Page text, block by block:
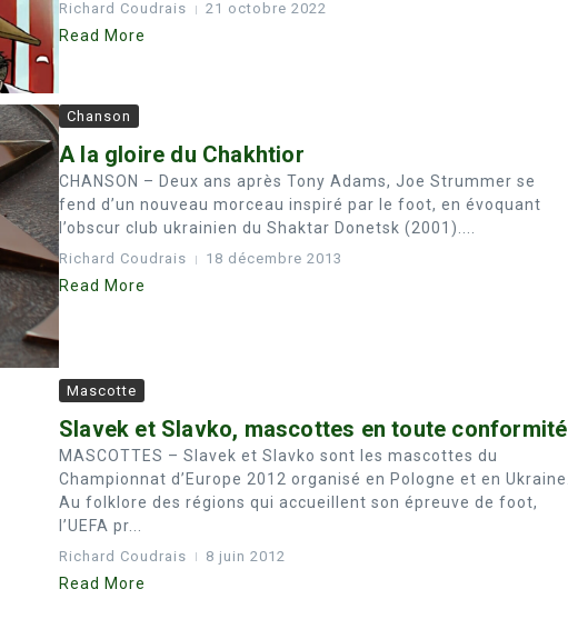
Richard Coudrais 21 octobre 2022
Read More
Chanson
A la gloire du Chakhtior
CHANSON – Deux ans après Tony Adams, Joe Strummer se
fend d’un nouveau morceau inspiré par le foot, en évoquant
l’obscur club ukrainien du Shaktar Donetsk (2001)....
Richard Coudrais 18 décembre 2013
Read More
Mascotte
Slavek et Slavko, mascottes en toute conformité
MASCOTTES – Slavek et Slavko sont les mascottes du
Championnat d’Europe 2012 organisé en Pologne et en Ukraine.
Au folklore des régions qui accueillent son épreuve de foot,
l’UEFA pr...
Richard Coudrais 8 juin 2012
Read More